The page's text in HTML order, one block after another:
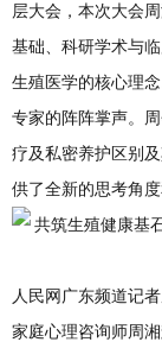
层大会，本次大会
基础、科研学术与
生殖医学的核心理
专家的阵阵掌声。
疗及私密养护区别
供了全新的思考角度
人民网广东频道记者
家庭心理咨询师周